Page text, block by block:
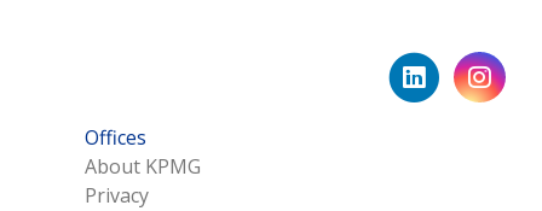
Offices
About KPMG
Privacy